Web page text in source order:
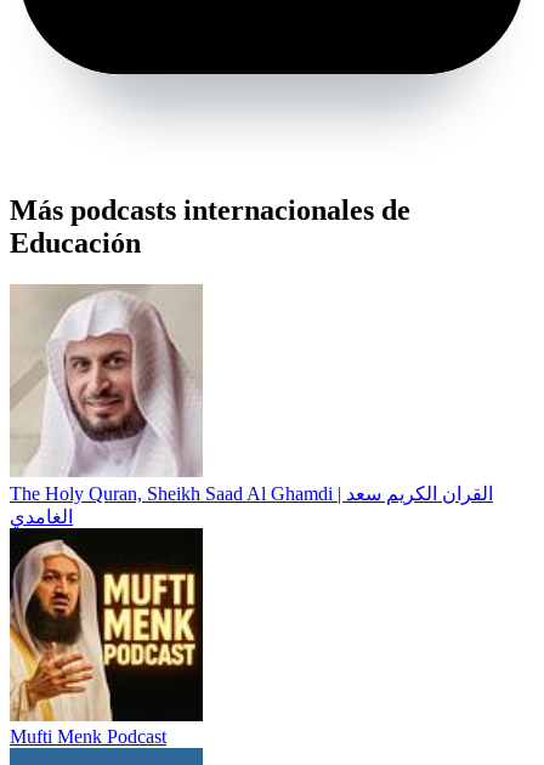
Más podcasts internacionales de
Educación
The Holy Quran, Sheikh Saad Al Ghamdi | القران الكريم سعد
الغامدي
Mufti Menk Podcast